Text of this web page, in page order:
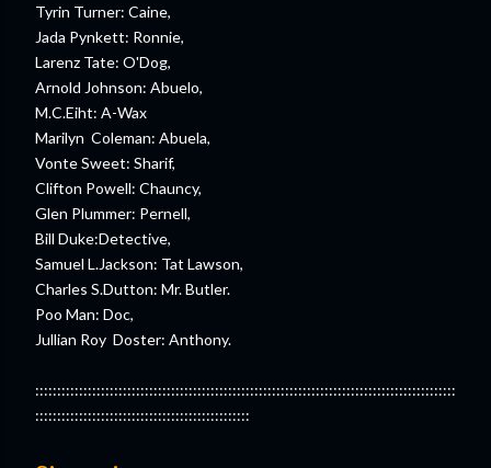
Tyrin Turner: Caine,
Jada Pynkett: Ronnie,
Larenz Tate: O'Dog,
Arnold Johnson: Abuelo,
M.C.Eiht: A-Wax
Marilyn Coleman: Abuela,
Vonte Sweet: Sharif,
Clifton Powell: Chauncy,
Glen Plummer: Pernell,
Bill Duke:Detective,
Samuel L.Jackson: Tat Lawson,
Charles S.Dutton: Mr. Butler.
Poo Man: Doc,
Jullian Roy Doster: Anthony.
::::::::::::::::::::::::::::::::::::::::::::::::::::::::::::::::::::::::::::::::::::::::::::::::
:::::::::::::::::::::::::::::::::::::::::::::::::